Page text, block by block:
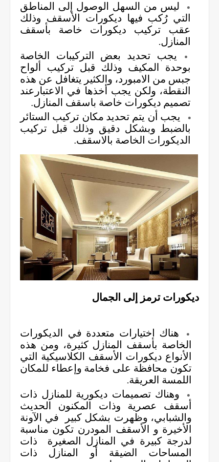
ليس من السهل الوصول إلى المناطق
التي رُكب فيها ديكورات الأسقف وذلك
عقب تركيب ديكورات خاصة بأسقف
المنازل.
يجب تحديد بعض التركيبات الخاصة
بوحدة المكيف وذلك قبل تركيب ألواح
جبس من الامبورد، والكثير يتغافل عن هذه
النقطة، ولكن يجب أخذها في الاعتبارعند
تصميم ديكورات خاصة باسقف المنازل.
يجب أن يتم تحديد مكان تركيب الستائر
بالضبط وبشكل دقيق وذلك قبل تركيب
الديكورات الخاصة بالاسقف.
ديكورات ترمز إلى الجمال
هناك اختيارات متعددة في الديكورات
الخاصة بأسقف المنازل كثيرة، ومن هذه
الأنواع ديكورات الأسقف الكلاسيكية التي
تكون محافظة على فخامة وإعطاء للمكان
اللمسة العريقة.
وهناك تصميمات ديكورية للمنازل ذات
أسقف عصرية وذات المكنون الحديث
والشبابي، وظهرت بشكل كبير
في الآونة
الأخيرة و الأسقف المودرن تكون مناسبة
لدرجة كبيرة في المنازل الصغيرة ذات
المساحات الضيقة أو المنازل ذات